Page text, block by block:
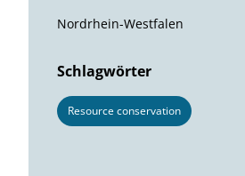
Nordrhein-Westfalen
Schlagwörter
Resource conservation